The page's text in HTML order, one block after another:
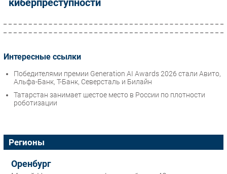
киберпреступности
Интересные ссылки
Победителями премии Generation AI Awards 2026 стали Авито,
Альфа-Банк, Т-Банк, Северсталь и Билайн
Татарстан занимает шестое место в России по плотности
роботизации
Регионы
Оренбург